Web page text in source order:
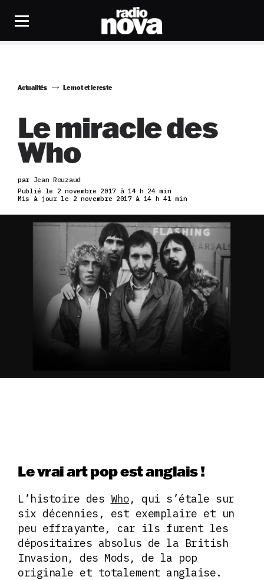
Actualités Le mot et le reste
Le miracle des
Who
par Jean Rouzaud
Publié le 2 novembre 2017 à 14 h 24 min
Mis à jour le 2 novembre 2017 à 14 h 41 min
Le vrai art pop est anglais !
L’histoire des Who, qui s’étale sur
six décennies, est exemplaire et un
peu effrayante, car ils furent les
dépositaires absolus de la British
Invasion, des Mods, de la pop
originale et totalement anglaise.